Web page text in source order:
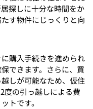
探しに十分な時間をか
す物件にじっくりと向
購入手続きを進められ
できます。さらに、買
しが可能なため、仮住
度の引っ越しによる費
トです。